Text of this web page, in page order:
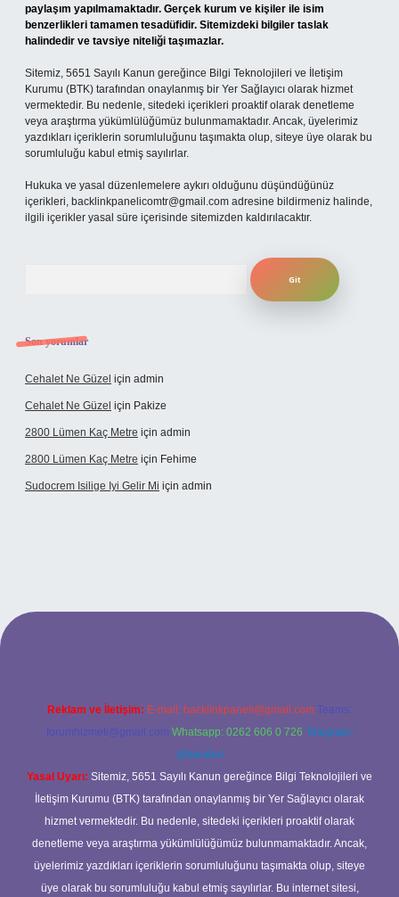
paylaşım yapılmamaktadır. Gerçek kurum ve kişiler ile isim
benzerlikleri tamamen tesadüfidir. Sitemizdeki bilgiler taslak
halindedir ve tavsiye niteliği taşımazlar.
Sitemiz, 5651 Sayılı Kanun gereğince Bilgi Teknolojileri ve İletişim
Kurumu (BTK) tarafından onaylanmış bir Yer Sağlayıcı olarak hizmet
vermektedir. Bu nedenle, sitedeki içerikleri proaktif olarak denetleme
veya araştırma yükümlülüğümüz bulunmamaktadır. Ancak, üyelerimiz
yazdıkları içeriklerin sorumluluğunu taşımakta olup, siteye üye olarak bu
sorumluluğu kabul etmiş sayılırlar.
Hukuka ve yasal düzenlemelere aykırı olduğunu düşündüğünüz
içerikleri, backlinkpanelicomtr@gmail.com adresine bildirmeniz halinde,
ilgili içerikler yasal süre içerisinde sitemizden kaldırılacaktır.
Son yorumlar
Cehalet Ne Güzel için admin
Cehalet Ne Güzel için Pakize
2800 Lümen Kaç Metre için admin
2800 Lümen Kaç Metre için Fehime
Sudocrem Isilige Iyi Gelir Mi için admin
opera bet giriş
Reklam ve İletişim: E-mail: backlinkpaneli@gmail.com Teams:
forumhizmeti@gmail.com Whatsapp: 0262 606 0 726 Telegram:
@karabul
Yasal Uyarı: Sitemiz, 5651 Sayılı Kanun gereğince Bilgi Teknolojileri ve
İletişim Kurumu (BTK) tarafından onaylanmış bir Yer Sağlayıcı olarak
hizmet vermektedir. Bu nedenle, sitedeki içerikleri proaktif olarak
denetleme veya araştırma yükümlülüğümüz bulunmamaktadır. Ancak,
üyelerimiz yazdıkları içeriklerin sorumluluğunu taşımakta olup, siteye
üye olarak bu sorumluluğu kabul etmiş sayılırlar. Bu internet sitesi,